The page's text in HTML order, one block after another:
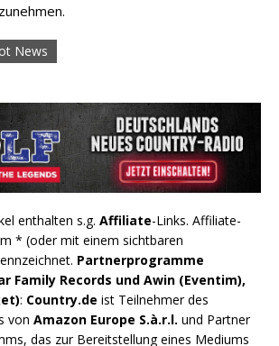
News
enthalten s.g. Affiliate-Links. Affiliate-
* (oder mit einem sichtbaren
Partnerprogramme
Family Records und Awin (Eventim),
: Country.de ist Teilnehmer des
von Amazon Europe S.à.r.l. und Partner
das zur Bereitstellung eines Mediums